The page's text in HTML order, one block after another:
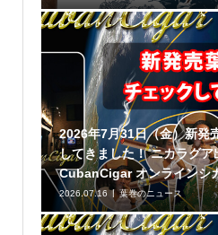
2026年7月31日（金）新発
してきました！ ニカラグア
CubanCigar オンラインシ
2026.07.16 葉巻のニュース